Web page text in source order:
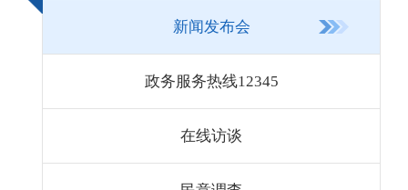
新闻发布会
政务服务热线12345
在线访谈